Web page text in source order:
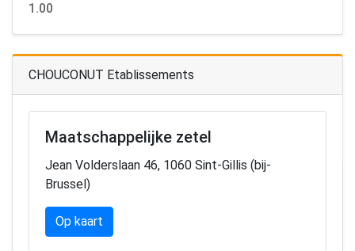
1.00
CHOUCONUT Etablissements
Maatschappelijke zetel
Jean Volderslaan 46, 1060 Sint-Gillis (bij-
Brussel)
Op kaart